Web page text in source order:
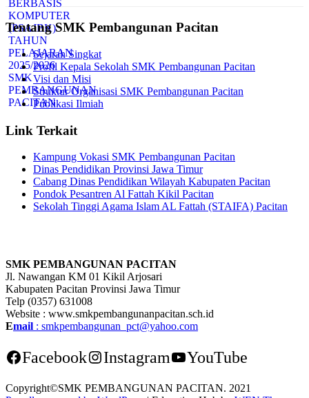
Tentang SMK Pembangunan Pacitan
Sejarah Singkat
Profil Kepala Sekolah SMK Pembangunan Pacitan
Visi dan Misi
Struktur Organisasi SMK Pembangunan Pacitan
Publikasi Ilmiah
Link Terkait
Kampung Vokasi SMK Pembangunan Pacitan
Dinas Pendidikan Provinsi Jawa Timur
Cabang Dinas Pendidikan Wilayah Kabupaten Pacitan
Pondok Pesantren Al Fattah Kikil Pacitan
Sekolah Tinggi Agama Islam AL Fattah (STAIFA) Pacitan
SMK PEMBANGUNAN PACITAN
Jl. Nawangan KM 01 Kikil Arjosari
Kabupaten Pacitan Provinsi Jawa Timur
Telp (0357) 631008
Website : www.smkpembangunanpacitan.sch.id
Email : smkpembangunan_pct@yahoo.com
Facebook Instagram YouTube
Copyright©SMK PEMBANGUNAN PACITAN. 2021